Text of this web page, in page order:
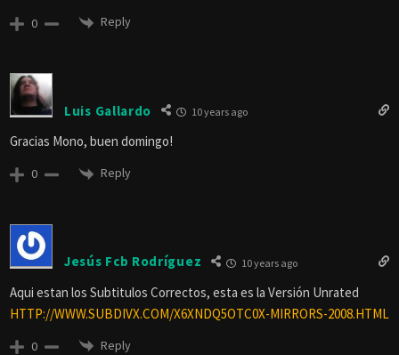
0 Reply
Luis Gallardo 10 years ago
Gracias Mono, buen domingo!
0 Reply
Jesús Fcb Rodríguez 10 years ago
Aqui estan los Subtitulos Correctos, esta es la Versión Unrated
HTTP://WWW.SUBDIVX.COM/X6XNDQ5OTC0X-MIRRORS-2008.HTML
0 Reply